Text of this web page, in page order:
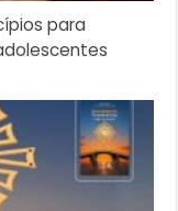
para